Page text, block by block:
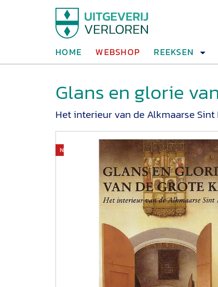
HOME WEBSHOP REEKSEN
Glans en glorie
Het interieur van de Alkmaarse Sint
Niet op voorraad